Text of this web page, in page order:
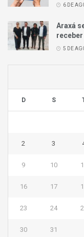
6 DE
Araxá
5 DE
D S
2 3
9 10
16 17
23 24
30 31